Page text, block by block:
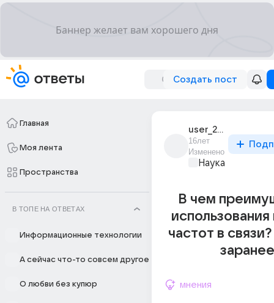
Создать пост
Главная
Моя лента
Пространства
В ТОПЕ НА ОТВЕТАХ
Информационные технологии
А сейчас что-то совсем другое
О любви без купюр
user_26599316
16лет
Изменено
Наука
В чем
частот в
мнения